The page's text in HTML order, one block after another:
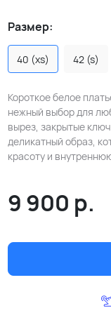
Размер:
40 (xs) 42 (s)
Короткое белое
нежный выбор для
вырез, закрытые
деликатный образ,
красоту и
9 900 р.